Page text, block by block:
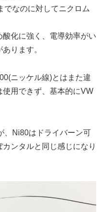
なのに対してニクロム
化に強く、電導効率がい
ります。
ニッケル線)とはまた違
使用できず、基本的にVW
、Ni80はドライバーン可
ンタルと同じ感じになり